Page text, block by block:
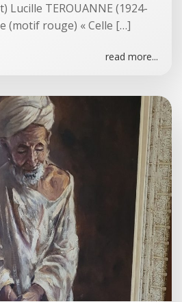
Lucille TEROUANNE (1924-
(motif rouge) « Celle […]
read more...